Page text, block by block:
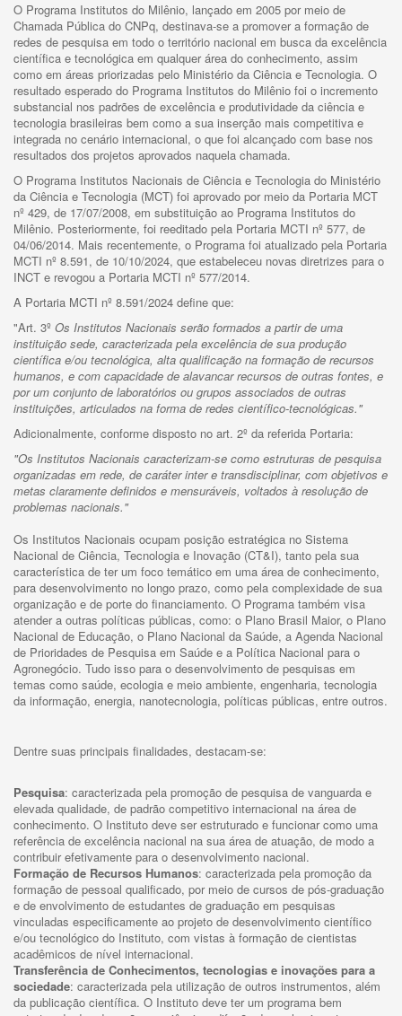
O Programa Institutos do Milênio, lançado em 2005 por meio de
Chamada Pública do CNPq, destinava-se a promover a formação de
redes de pesquisa em todo o território nacional em busca da excelência
científica e tecnológica em qualquer área do conhecimento, assim
como em áreas priorizadas pelo Ministério da Ciência e Tecnologia. O
resultado esperado do Programa Institutos do Milênio foi o incremento
substancial nos padrões de excelência e produtividade da ciência e
tecnologia brasileiras bem como a sua inserção mais competitiva e
integrada no cenário internacional, o que foi alcançado com base nos
resultados dos projetos aprovados naquela chamada.
O Programa Institutos Nacionais de Ciência e Tecnologia do Ministério
da Ciência e Tecnologia (MCT) foi aprovado por meio da Portaria MCT
nº 429, de 17/07/2008, em substituição ao Programa Institutos do
Milênio. Posteriormente, foi reeditado pela Portaria MCTI nº 577, de
04/06/2014. Mais recentemente, o Programa foi atualizado pela Portaria
MCTI nº 8.591, de 10/10/2024, que estabeleceu novas diretrizes para o
INCT e revogou a Portaria MCTI nº 577/2014.
A Portaria MCTI nº 8.591/2024 define que:
"Art. 3º Os Institutos Nacionais serão formados a partir de uma
instituição sede, caracterizada pela excelência de sua produção
científica e/ou tecnológica, alta qualificação na formação de recursos
humanos, e com capacidade de alavancar recursos de outras fontes, e
por um conjunto de laboratórios ou grupos associados de outras
instituições, articulados na forma de redes científico-tecnológicas."
Adicionalmente, conforme disposto no art. 2º da referida Portaria:
"Os Institutos Nacionais caracterizam-se como estruturas de pesquisa
organizadas em rede, de caráter inter e transdisciplinar, com objetivos e
metas claramente definidos e mensuráveis, voltados à resolução de
problemas nacionais."
Os Institutos Nacionais ocupam posição estratégica no Sistema
Nacional de Ciência, Tecnologia e Inovação (CT&I), tanto pela sua
característica de ter um foco temático em uma área de conhecimento,
para desenvolvimento no longo prazo, como pela complexidade de sua
organização e de porte do financiamento. O Programa também visa
atender a outras políticas públicas, como: o Plano Brasil Maior, o Plano
Nacional de Educação, o Plano Nacional da Saúde, a Agenda Nacional
de Prioridades de Pesquisa em Saúde e a Política Nacional para o
Agronegócio. Tudo isso para o desenvolvimento de pesquisas em
temas como saúde, ecologia e meio ambiente, engenharia, tecnologia
da informação, energia, nanotecnologia, políticas públicas, entre outros.
Dentre suas principais finalidades, destacam-se:
Pesquisa: caracterizada pela promoção de pesquisa de vanguarda e
elevada qualidade, de padrão competitivo internacional na área de
conhecimento. O Instituto deve ser estruturado e funcionar como uma
referência de excelência nacional na sua área de atuação, de modo a
contribuir efetivamente para o desenvolvimento nacional.
Formação de Recursos Humanos: caracterizada pela promoção da
formação de pessoal qualificado, por meio de cursos de pós-graduação
e de envolvimento de estudantes de graduação em pesquisas
vinculadas especificamente ao projeto de desenvolvimento científico
e/ou tecnológico do Instituto, com vistas à formação de cientistas
acadêmicos de nível internacional.
Transferência de Conhecimentos, tecnologias e inovações para a
sociedade: caracterizada pela utilização de outros instrumentos, além
da publicação científica. O Instituto deve ter um programa bem